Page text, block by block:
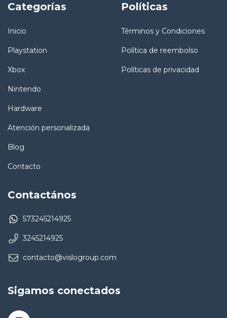
Categorías
Inicio
Playstation
Xbox
Nintendo
Hardware
Atención personalizada
Blog
Contacto
Políticas
Términos y Condiciones
Política de reembolso
Políticas de privacidad
Contactános
573245214925
3245214925
contacto@vislogroup.com
Sigamos conectados